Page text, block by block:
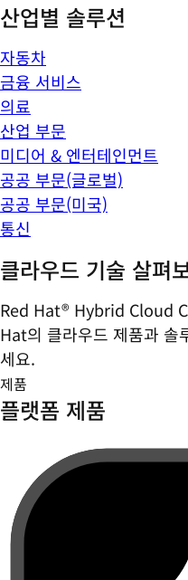
산업별 솔루션
자동차
금융 서비스
의료
산업 부문
미디어 & 엔터테인먼트
공공 부문(글로벌)
공공 부문(미국)
통신
클라우드 기술 살펴
Red Hat® Hybrid Cloud
Hat의 클라우드 제품과 솔
세요.
제품
플랫폼 제품